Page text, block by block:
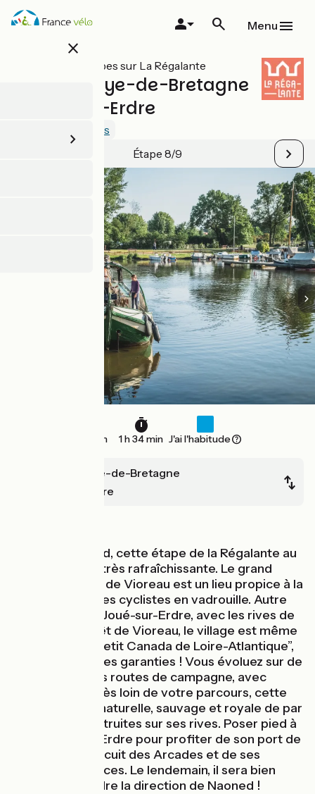
Aller
au
close
Menu
Toutes les étapes sur La Régalante
La Meilleraye-de-Bretagne
/ Nort-sur-Erdre
Voir 1 avis
Étape 8/9
24 km 1 h 34 min J'ai l'habitude
La Meilleraye-de-Bretagne
Nort-sur-Erdre
Par temps chaud, cette étape de la Régalante au
fil de l’eau sera très rafraîchissante. Le grand
réservoir du lac de Vioreau est un lieu propice à la
baignade pour les cyclistes en vadrouille. Autre
point fraîcheur, Joué-sur-Erdre, avec les rives de
l'Erdre et la forêt de Vioreau, le village est même
surnommé “le petit Canada de Loire-Atlantique”,
zones ombragées garanties ! Vous évoluez sur de
paisibles petites routes de campagne, avec
l’Erdre jamais très loin de votre parcours, cette
rivière à la fois naturelle, sauvage et royale de par
“les folies” construites sur ses rives. Poser pied à
terre Nort-Sur-Erdre pour profiter de son port de
plaisance, du circuit des Arcades et de ses
nombreux services. Le lendemain, il sera bien
temps de prendre la direction de Naoned !